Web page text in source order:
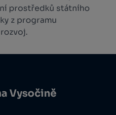
prostředků státního
z programu
Vysočině